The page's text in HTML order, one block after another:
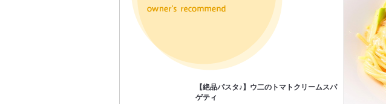
【絶品パスタ♪】ウ二のトマトクリームスパ
ゲティ